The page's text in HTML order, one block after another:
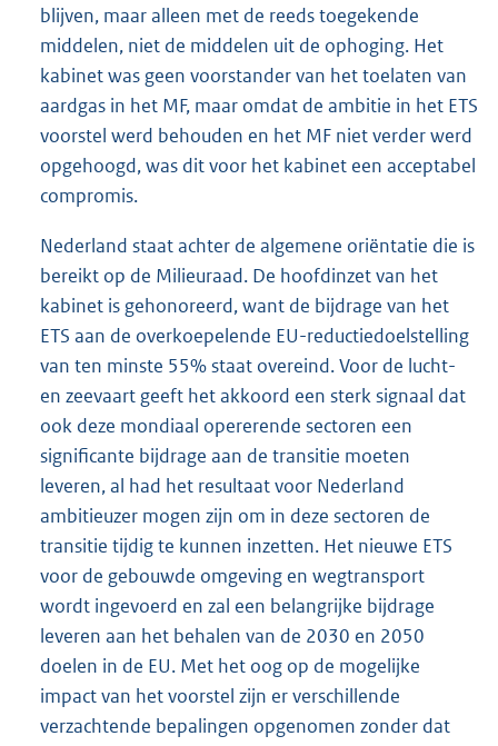
blijven, maar alleen met de reeds toegekende
middelen, niet de middelen uit de ophoging. Het
kabinet was geen voorstander van het toelaten van
aardgas in het MF, maar omdat de ambitie in het ETS
voorstel werd behouden en het MF niet verder werd
opgehoogd, was dit voor het kabinet een acceptabel
compromis.
Nederland staat achter de algemene oriëntatie die is
bereikt op de Milieuraad. De hoofdinzet van het
kabinet is gehonoreerd, want de bijdrage van het
ETS aan de overkoepelende EU-reductiedoelstelling
van ten minste 55% staat overeind. Voor de lucht-
en zeevaart geeft het akkoord een sterk signaal dat
ook deze mondiaal opererende sectoren een
significante bijdrage aan de transitie moeten
leveren, al had het resultaat voor Nederland
ambitieuzer mogen zijn om in deze sectoren de
transitie tijdig te kunnen inzetten. Het nieuwe ETS
voor de gebouwde omgeving en wegtransport
wordt ingevoerd en zal een belangrijke bijdrage
leveren aan het behalen van de 2030 en 2050
doelen in de EU. Met het oog op de mogelijke
impact van het voorstel zijn er verschillende
verzachtende bepalingen opgenomen zonder dat